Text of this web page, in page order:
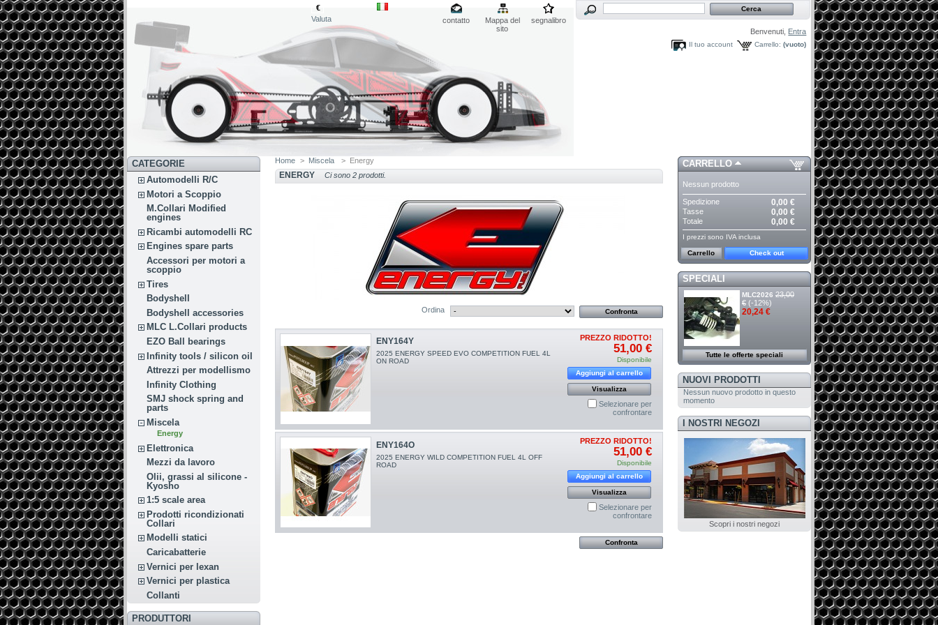
€
Valuta
contatto
Mappa del
sito
segnalibro
Benvenuti, Entra
Carrello: (vuoto)
Il tuo account
CATEGORIE
Automodelli R/C
Motori a Scoppio
M.Collari Modified
engines
Ricambi automodelli RC
Engines spare parts
Accessori per motori a
scoppio
Tires
Bodyshell
Bodyshell accessories
MLC L.Collari products
EZO Ball bearings
Infinity tools / silicon oil
Attrezzi per modellismo
Infinity Clothing
SMJ shock spring and
parts
Miscela
Energy
Elettronica
Mezzi da lavoro
Olii, grassi al silicone -
Kyosho
1:5 scale area
Prodotti ricondizionati
Collari
Modelli statici
Caricabatterie
Vernici per lexan
Vernici per plastica
Collanti
PRODUTTORI
Home > Miscela > Energy
ENERGY Ci sono 2 prodotti.
Ordina
ENY164Y
2025 ENERGY SPEED EVO COMPETITION FUEL 4L
ON ROAD
PREZZO RIDOTTO!
51,00 €
Disponibile
Aggiungi al carrello
Visualizza
Selezionare per
confrontare
ENY164O
2025 ENERGY WILD COMPETITION FUEL 4L OFF
ROAD
PREZZO RIDOTTO!
51,00 €
Disponibile
Aggiungi al carrello
Visualizza
Selezionare per
confrontare
CARRELLO
Nessun prodotto
Spedizione 0,00 €
Tasse 0,00 €
Totale 0,00 €
I prezzi sono IVA inclusa
Carrello Check out
SPECIALI
MLC202623,00
€ (-12%)
20,24 €
Tutte le offerte speciali
NUOVI PRODOTTI
Nessun nuovo prodotto in questo
momento
I NOSTRI NEGOZI
Scopri i nostri negozi